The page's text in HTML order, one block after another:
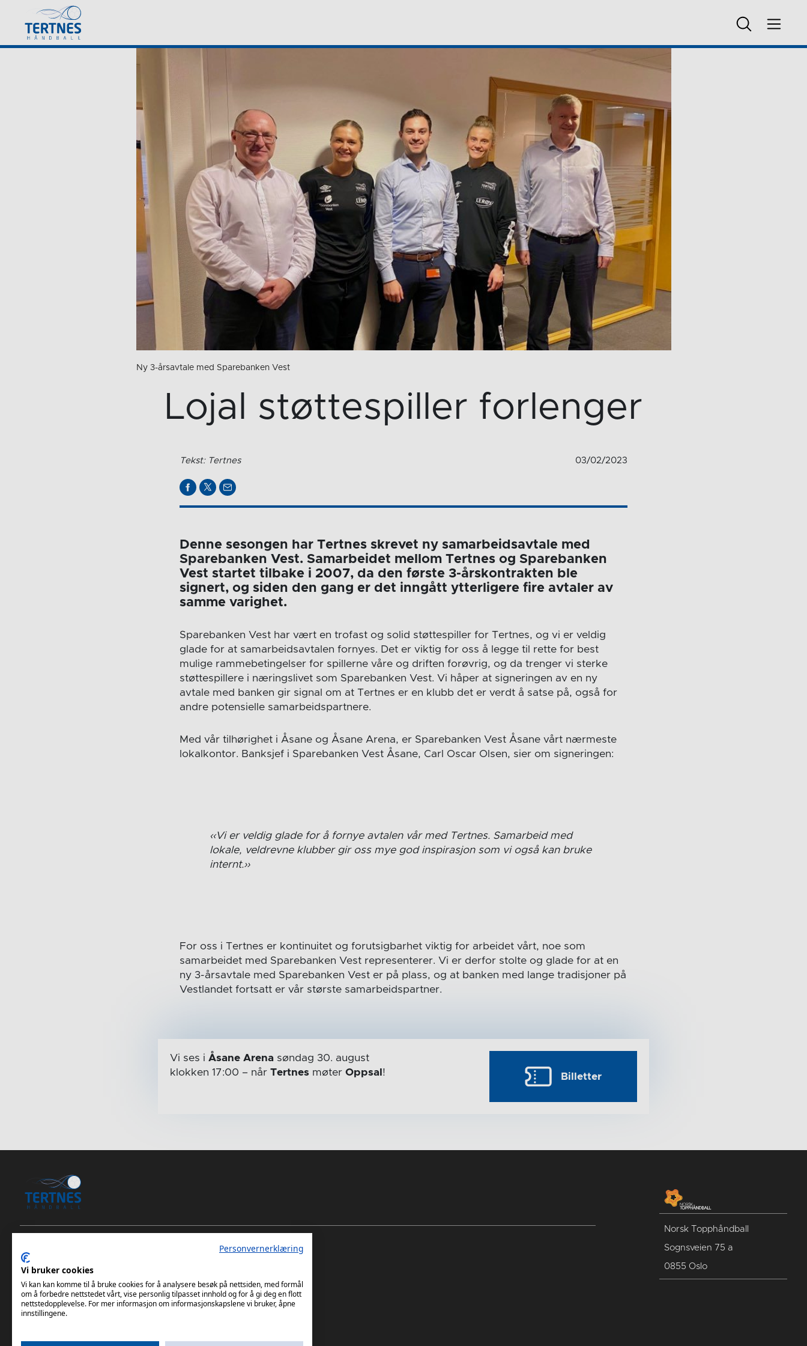
Ny 3-årsavtale med Sparebanken Vest
Lojal støttespiller forlenger
Tekst: Tertnes 03/02/2023
Denne sesongen har Tertnes skrevet ny samarbeidsavtale med
Sparebanken Vest. Samarbeidet mellom Tertnes og Sparebanken
Vest startet tilbake i 2007, da den første 3-årskontrakten ble
signert, og siden den gang er det inngått ytterligere fire avtaler av
samme varighet.
Sparebanken Vest har vært en trofast og solid støttespiller for Tertnes, og vi er veldig
glade for at samarbeidsavtalen fornyes. Det er viktig for oss å legge til rette for best
mulige rammebetingelser for spillerne våre og driften forøvrig, og da trenger vi sterke
støttespillere i næringslivet som Sparebanken Vest. Vi håper at signeringen av en ny
avtale med banken gir signal om at Tertnes er en klubb det er verdt å satse på, også for
andre potensielle samarbeidspartnere.
Med vår tilhørighet i Åsane og Åsane Arena, er Sparebanken Vest Åsane vårt nærmeste
lokalkontor. Banksjef i Sparebanken Vest Åsane, Carl Oscar Olsen, sier om signeringen:
Vi er veldig glade for å fornye avtalen vår med Tertnes. Samarbeid med
lokale, veldrevne klubber gir oss mye god inspirasjon som vi også kan bruke
internt.
For oss i Tertnes er kontinuitet og forutsigbarhet viktig for arbeidet vårt, noe som
samarbeidet med Sparebanken Vest representerer. Vi er derfor stolte og glade for at en
ny 3-årsavtale med Sparebanken Vest er på plass, og at banken med lange tradisjoner på
Vestlandet fortsatt er vår største samarbeidspartner.
Vi ses i Åsane Arenasøndag 30. august
klokken 17:00 – når Tertnes møter Oppsal ! Billetter
Tertnes Håndball Elite Android App
Norsk Topphåndball
Sognsveien 75 a
0855 Oslo
Personvernerklæring
Vi bruker cookies
Vi kan kan komme til å bruke cookies for å analysere besøk på nettsiden, med formål
om å forbedre nettstedet vårt, vise personlig tilpasset innhold og for å gi deg en flott
nettstedopplevelse. For mer informasjon om informasjonskapslene vi bruker, åpne
innstillingene.